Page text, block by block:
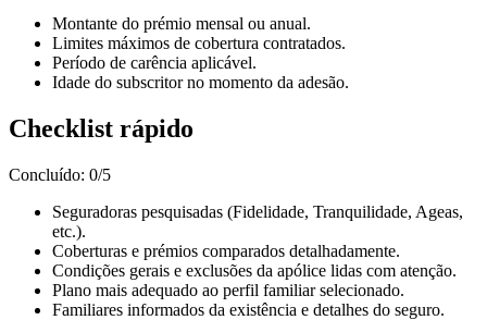
Montante do prémio mensal ou anual.
Limites máximos de cobertura contratados.
Período de carência aplicável.
Idade do subscritor no momento da adesão.
Checklist rápido
Concluído: 0/5
Seguradoras pesquisadas (Fidelidade, Tranquilidade, Ageas,
etc.).
Coberturas e prémios comparados detalhadamente.
Condições gerais e exclusões da apólice lidas com atenção.
Plano mais adequado ao perfil familiar selecionado.
Familiares informados da existência e detalhes do seguro.